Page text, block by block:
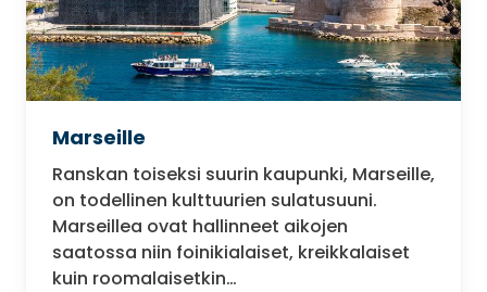
Marseille
Ranskan toiseksi suurin kaupunki, Marseille,
on todellinen kulttuurien sulatusuuni.
Marseillea ovat hallinneet aikojen
saatossa niin foinikialaiset, kreikkalaiset
kuin roomalaisetkin…